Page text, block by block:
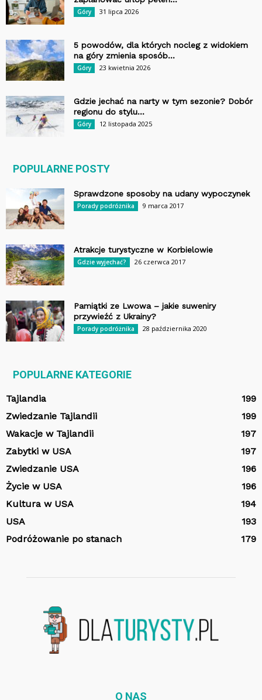
Góry 31 lipca 2026
5 powodów, dla których nocleg z widokiem
na góry zmienia sposób...
Góry 23 kwietnia 2026
Gdzie jechać na narty w tym sezonie? Dobór
regionu do stylu...
Góry 12 listopada 2025
POPULARNE POSTY
Sprawdzone sposoby na udany wypoczynek
Porady podróżnika 9 marca 2017
Atrakcje turystyczne w Korbielowie
Gdzie wyjechać? 26 czerwca 2017
Pamiątki ze Lwowa – jakie suweniry
przywieźć z Ukrainy?
Porady podróżnika 28 października 2020
POPULARNE KATEGORIE
Tajlandia
199
Zwiedzanie Tajlandii
199
Wakacje w Tajlandii
197
Zabytki w USA
197
Zwiedzanie USA
196
Życie w USA
196
Kultura w USA
194
USA
193
Podróżowanie po stanach
179
O NAS